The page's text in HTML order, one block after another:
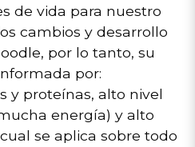
de vida para nuestro
cambios y desarrollo
por lo tanto, su
por:
y proteínas, alto nivel
energía) y alto
se aplica sobre todo